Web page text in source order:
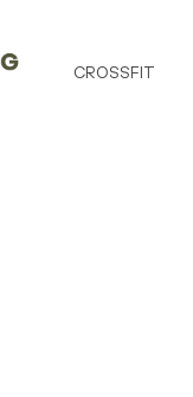
CROSSFIT